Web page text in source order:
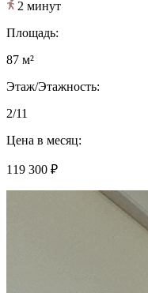
2 минут
Площадь:
87 м²
Этаж/Этажность:
2/11
Цена в месяц:
119 300 ₽